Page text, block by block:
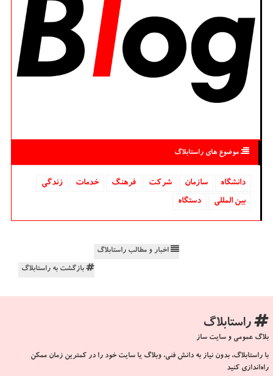
موضوع های راستابلاگ
دانشگاه‌ سازمان شركت فرهنگ خدمات
زندگی
بین المللی
دستگاه
اخبار و مطالب راستابلاگ
بازگشت به راستابلاگ
راستابلاگ
بلاگ عمومی و سایت ساز
با راستابلاگ، بدون نیاز به دانش فنی، وبلاگ یا سایت خود را در کمترین زمان ممکن
راه‌اندازی کنید